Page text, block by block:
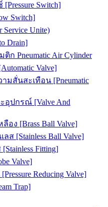
Switch]
Switch]
Unite)
Drain]
ก Pneumatic Air Cylinder
Valve]
มสั่นสะเทือน [Pneumatic
อุปกรณ์ [Valve And
อง [Brass Ball Valve]
ส [Stainless Ball Valve]
Fitting]
Valve]
Reducing Valve]
Trap]